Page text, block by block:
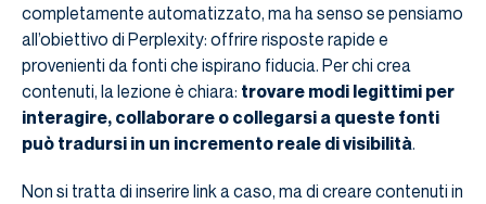
completamente automatizzato, ma ha senso se pensiamo
all’obiettivo di Perplexity: offrire risposte rapide e
provenienti da fonti che ispirano fiducia. Per chi crea
contenuti, la lezione è chiara: trovare modi legittimi per
interagire, collaborare o collegarsi a queste fonti
può tradursi in un incremento reale di visibilità.
Non si tratta di inserire link a caso, ma di creare contenuti in